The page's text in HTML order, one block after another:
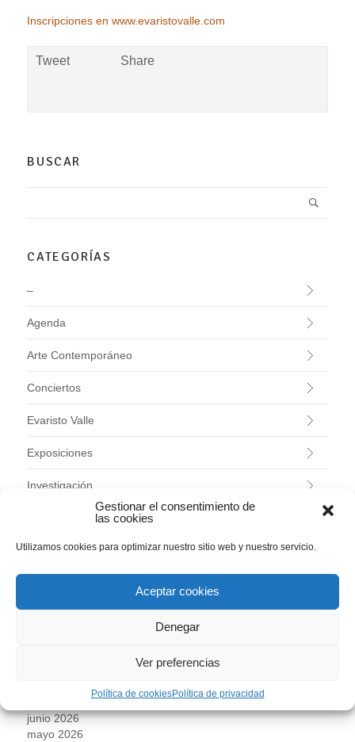
Gestionar el consentimiento de
las cookies
Utilizamos cookies para optimizar nuestro sitio web y nuestro servicio.
Aceptar cookies
Denegar
Ver preferencias
Política de cookiesPolítica de privacidad
Inscripciones en www.evaristovalle.com
Tweet Share
BUSCAR
CATEGORÍAS
–
Agenda
Arte Contemporáneo
Conciertos
Evaristo Valle
Exposiciones
Investigación
Jardín Histórico
Programas educativos
junio 2026
mayo 2026